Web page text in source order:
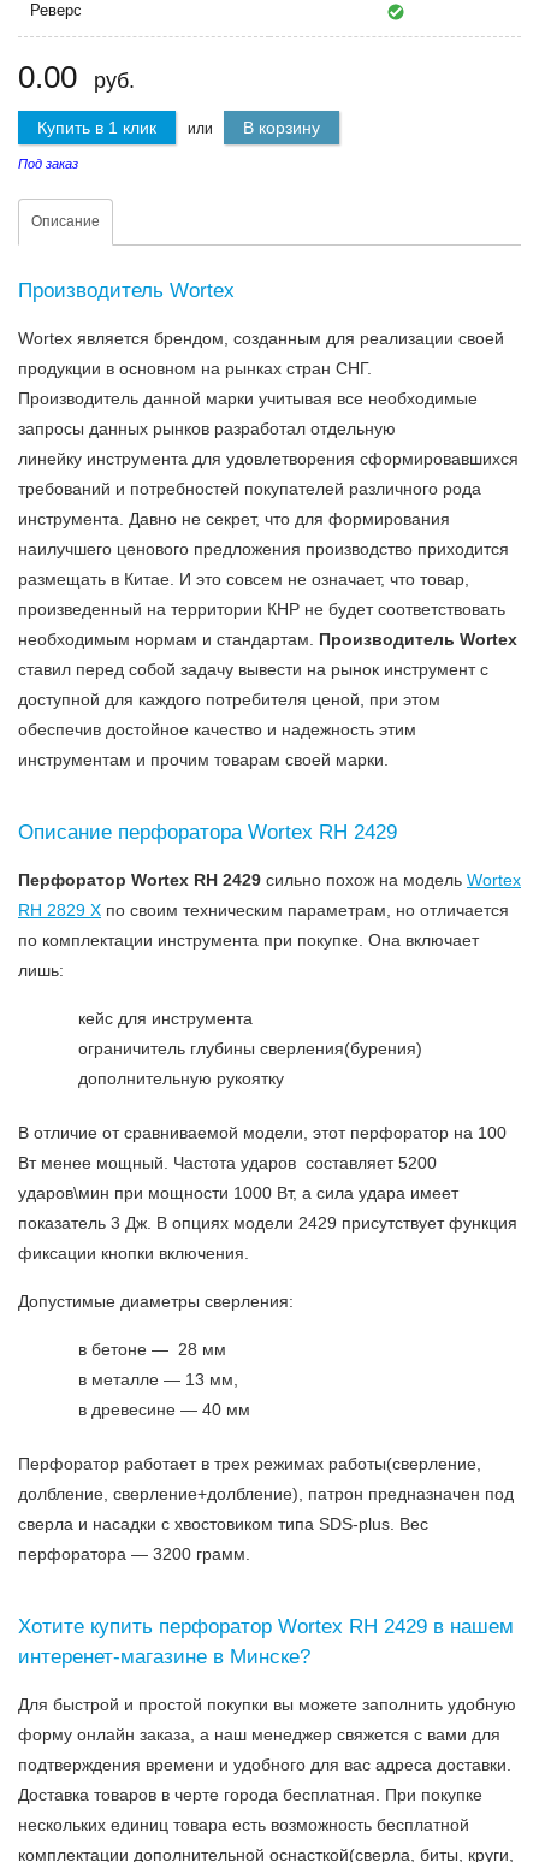
Реверс
0.00 руб.
Купить в 1 клик или В корзину
Под заказ
Описание
Производитель Wortex
Wortex является брендом, созданным для реализации своей
продукции в основном на рынках стран СНГ.
Производитель данной марки учитывая все необходимые
запросы данных рынков разработал отдельную
линейку инструмента для удовлетворения сформировавшихся
требований и потребностей покупателей различного рода
инструмента. Давно не секрет, что для формирования
наилучшего ценового предложения производство приходится
размещать в Китае. И это совсем не означает, что товар,
произведенный на территории КНР не будет соответствовать
необходимым нормам и стандартам. Производитель Wortex
ставил перед собой задачу вывести на рынок инструмент с
доступной для каждого потребителя ценой, при этом
обеспечив достойное качество и надежность этим
инструментам и прочим товарам своей марки.
Описание перфоратора Wortex RH 2429
Перфоратор Wortex RH 2429 сильно похож на модель Wortex
RH 2829 X по своим техническим параметрам, но отличается
по комплектации инструмента при покупке. Она включает
лишь:
кейс для инструмента
ограничитель глубины сверления(бурения)
дополнительную рукоятку
В отличие от сравниваемой модели, этот перфоратор на 100
Вт менее мощный. Частота ударов составляет 5200
ударов\мин при мощности 1000 Вт, а сила удара имеет
показатель 3 Дж. В опциях модели 2429 присутствует функция
фиксации кнопки включения.
Допустимые диаметры сверления:
в бетоне — 28 мм
в металле — 13 мм,
в древесине — 40 мм
Перфоратор работает в трех режимах работы(сверление,
долбление, сверление+долбление), патрон предназначен под
сверла и насадки с хвостовиком типа SDS-plus. Вес
перфоратора — 3200 грамм.
Хотите купить перфоратор Wortex RH 2429 в нашем
интеренет-магазине в Минске?
Для быстрой и простой покупки вы можете заполнить удобную
форму онлайн заказа, а наш менеджер свяжется с вами для
подтверждения времени и удобного для вас адреса доставки.
Доставка товаров в черте города бесплатная. При покупке
нескольких единиц товара есть возможность бесплатной
комплектации дополнительной оснасткой(сверла, биты, круги,